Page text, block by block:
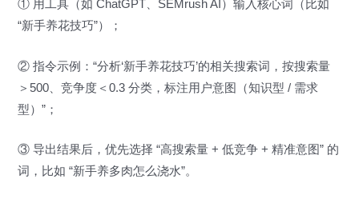
① 用工具（如 ChatGPT、SEMrush AI）输入核心词（比如
“新手养花技巧”）；
② 指令示例：“分析‘新手养花技巧’的相关搜索词，按搜索量
＞500、竞争度＜0.3 分类，标注用户意图（知识型 / 需求
型）”；
③ 导出结果后，优先选择 “高搜索量 + 低竞争 + 精准意图” 的
词，比如 “新手养多肉怎么浇水”。